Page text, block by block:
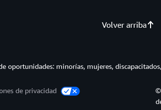
Volver arriba
oportunidades: minorías, mujeres,
de privacidad
©